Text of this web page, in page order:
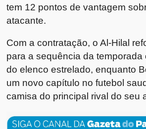
tem 12 pontos de vantagem
atacante.
Com a contratação, o Al-Hilal
para a sequência da temporada
do elenco estrelado, enquanto
um novo capítulo no futebol
camisa do principal rival do seu